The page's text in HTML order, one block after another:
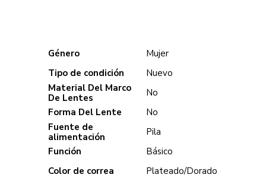
Género
Mujer
Tipo de condición
Nuevo
Material Del Marco
De Lentes
No
Forma Del Lente
No
Fuente de
alimentación
Pila
Función
Básico
Color de correa
Plateado/Dorado